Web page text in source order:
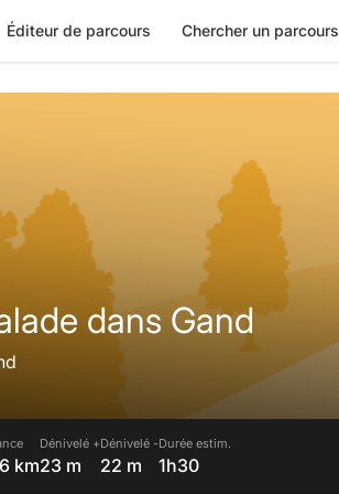
Éditeur de parcours Chercher un parcours
dans Gand
km
Dénivelé +
23 m
Dénivelé -
22 m
Durée estim.
1h30